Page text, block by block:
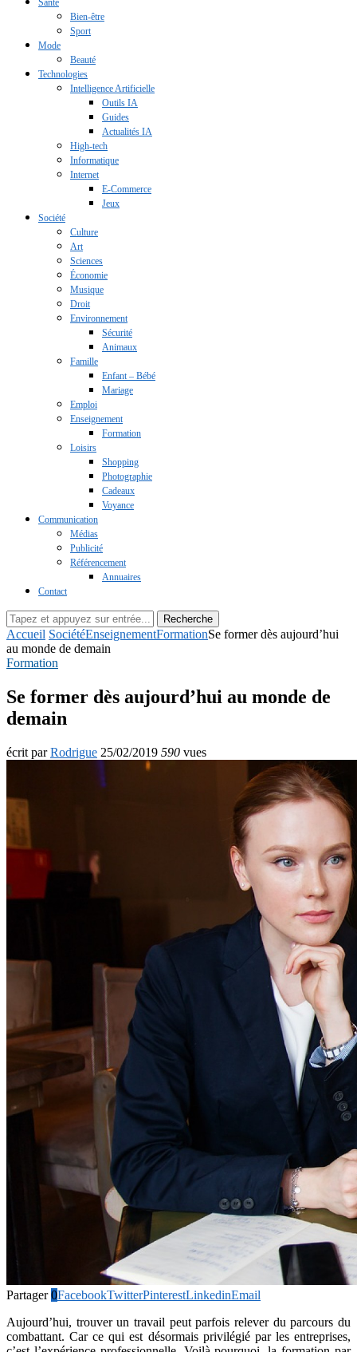
Santé
Bien-être
Sport
Mode
Beauté
Technologies
Intelligence Artificielle
Outils IA
Guides
Actualités IA
High-tech
Informatique
Internet
E-Commerce
Jeux
Société
Culture
Art
Sciences
Économie
Musique
Droit
Environnement
Sécurité
Animaux
Famille
Enfant – Bébé
Mariage
Emploi
Enseignement
Formation
Loisirs
Shopping
Photographie
Cadeaux
Voyance
Communication
Médias
Publicité
Référencement
Annuaires
Contact
Recherche
Accueil SociétéEnseignementFormationSe former dès aujourd’hui
au monde de demain
Formation
Se former dès aujourd’hui au monde de
demain
écrit parRodrigue 25/02/2019 590 vues
Partager 0FacebookTwitterPinterestLinkedinEmail
Aujourd’hui, trouver un travail peut parfois relever du parcours du
combattant. Car ce qui est désormais privilégié par les entreprises,